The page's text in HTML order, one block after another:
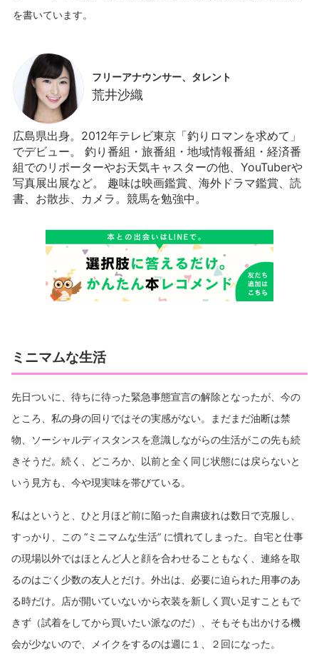
フリーアナウンサー、タレント
荒井沙織
広島県出身。2012年テレビ東京「釣りロマンを求めて」
でデビュー。 釣り番組・旅番組・地域情報番組・経済番
組でのリポーターやお天気キャスターの他、YouTuberや
写真展出展など。 趣味は映画鑑賞、海外ドラマ鑑賞、読
書、お散歩、カメラ。競馬を勉強中。
ミニマムな生活
先日ついに、待ちに待った緊急事態宣言の解除となったが、今の
ところ、私の身の回りではその実感がない。まだまだ油断は禁
物、ソーシャルディスタンスを意識しながらの生活がこの先も続
きそうだ。続く、どころか、以前と全く同じ状態には戻らないと
いう見方も、今や現実味を帯びている。
私はというと、ひと月ほど前に陥った自粛疲れは数日で克服し、
すっかり、この “ミニマムな生活” に慣れてしまった。自宅と仕事
の現場以外ではほとんど人と顔を合わせることもなく、連絡を取
るのはごく少数の友人とだけ。外出は、必要に迫られた用事のあ
る時だけ。店が開いていないから衣装を新しく買い足すこともで
きず（試着をしてから買いたい派なのだ）、そもそも出かける機
会が少ないので、メイクをするのは週に１、２回になった。